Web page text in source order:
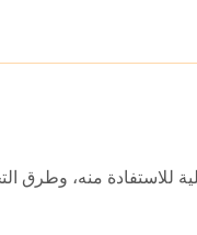
للاستفادة منه، وطرق